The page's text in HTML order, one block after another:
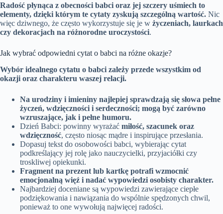
Radość płynąca z obecności babci oraz jej szczery uśmiech to
elementy, dzięki którym te cytaty zyskują szczególną wartość. Nic
więc dziwnego, że często wykorzystuje się je w życzeniach, laurkach
czy dekoracjach na różnorodne uroczystości.
Jak wybrać odpowiedni cytat o babci na różne okazje?
Wybór idealnego cytatu o babci zależy przede wszystkim od
okazji oraz charakteru waszej relacji.
Na urodziny i imieniny najlepiej sprawdzają się słowa pełne
życzeń, wdzięczności i serdeczności; mogą być zarówno
wzruszające, jak i pełne humoru.
Dzień Babci: powinny wyrażać miłość, szacunek oraz
wdzięczność, często niosąc mądre i inspirujące przesłania.
Dopasuj tekst do osobowości babci, wybierając cytat
podkreślający jej rolę jako nauczycielki, przyjaciółki czy
troskliwej opiekunki.
Fragment na prezent lub kartkę potrafi wzmocnić
emocjonalną więź i nadać wypowiedzi osobisty charakter.
Najbardziej doceniane są wypowiedzi zawierające ciepłe
podziękowania i nawiązania do wspólnie spędzonych chwil,
ponieważ to one wywołują najwięcej radości.